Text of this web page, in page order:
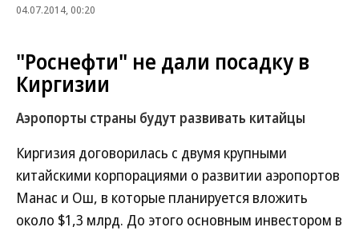
04.07.2014, 00:20
"Роснефти" не дали посадку в
Киргизии
Аэропорты страны будут развивать китайцы
Киргизия договорилась с двумя крупными
китайскими корпорациями о развитии аэропортов
Манас и Ош, в которые планируется вложить
около $1,3 млрд. До этого основным инвестором в